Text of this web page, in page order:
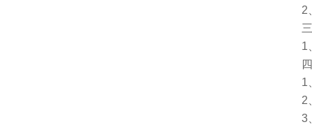
2、
三
1、
四
1、
2、
3、